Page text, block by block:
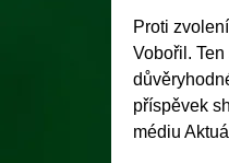
Proti
Vobořil.
příspěvek
médiu